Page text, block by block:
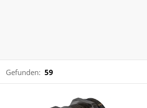
Gefunden: 59